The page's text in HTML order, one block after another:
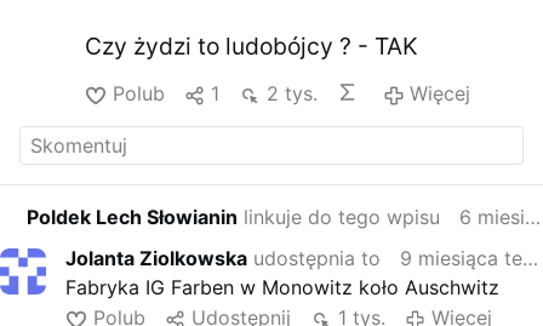
Czy żydzi to ludobójcy ? - TAK
Polub 1 2 tys. Więcej
Poldek Lech Słowianin linkuje do tego wpisu
6 miesiąca temu
Jolanta Ziolkowska udostępnia to
9 miesiąca temu
Fabryka IG Farben w Monowitz koło Auschwitz
Polub
Udostępnij 1 tys. Więcej